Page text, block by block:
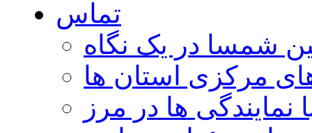
تماس
شمسا در یک نگاه
مرکزی استان ها
نمایندگی ها در مرز